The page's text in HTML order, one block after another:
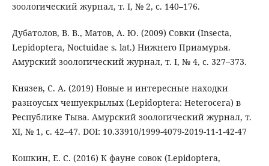
зоологический журнал, т. I, № 2, с. 140–176.
Дубатолов, В. В., Матов, А. Ю. (2009) Совки (Insecta,
Lepidoptera, Noctuidae s. lat.) Нижнего Приамурья.
Амурский зоологический журнал, т. I, № 4, с. 327–373.
Князев, С. А. (2019) Новые и интересные находки
разноусых чешуекрылых (Lepidoptera: Heterocera) в
Республике Тыва. Амурский зоологический журнал, т.
XI, № 1, с. 42–47. DOI: 10.33910/1999-4079-2019-11-1-42-47
Кошкин, Е. С. (2016) К фауне совок (Lepidoptera,